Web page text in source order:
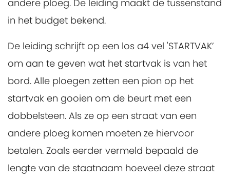
andere ploeg. De leiding maakt de tussenstand
in het budget bekend.
De leiding schrijft op een los a4 vel 'STARTVAK’
om aan te geven wat het startvak is van het
bord. Alle ploegen zetten een pion op het
startvak en gooien om de beurt met een
dobbelsteen. Als ze op een straat van een
andere ploeg komen moeten ze hiervoor
betalen. Zoals eerder vermeld bepaald de
lengte van de staatnaam hoeveel deze straat